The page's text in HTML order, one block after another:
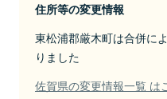
住所等の変更情報
東松浦郡厳木町は合併に
りました
佐賀県の変更情報一覧 は